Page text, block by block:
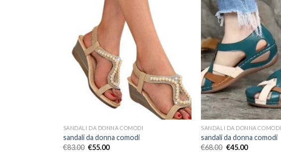
SANDALI DA DONNA COMODI
sandali da donna comodi
€83.00 €55.00
SANDALI DA DONNA COMODI
sandali da donna comodi
€68.00 €45.00